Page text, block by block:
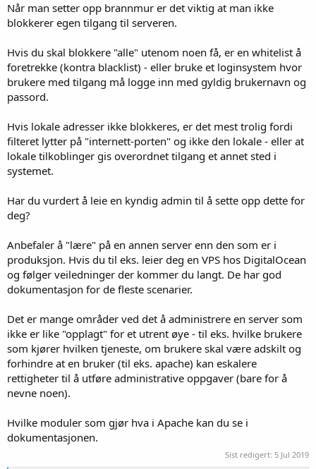
Når man setter opp brannmur er det viktig at man ikke
blokkerer egen tilgang til serveren.
Hvis du skal blokkere "alle" utenom noen få, er en whitelist å
foretrekke (kontra blacklist) - eller bruke et loginsystem hvor
brukere med tilgang må logge inn med gyldig brukernavn og
passord.
Hvis lokale adresser ikke blokkeres, er det mest trolig fordi
filteret lytter på "internett-porten" og ikke den lokale - eller at
lokale tilkoblinger gis overordnet tilgang et annet sted i
systemet.
Har du vurdert å leie en kyndig admin til å sette opp dette for
deg?
Anbefaler å "lære" på en annen server enn den som er i
produksjon. Hvis du til eks. leier deg en VPS hos DigitalOcean
og følger veiledninger der kommer du langt. De har god
dokumentasjon for de fleste scenarier.
Det er mange områder ved det å administrere en server som
ikke er like "opplagt" for et utrent øye - til eks. hvilke brukere
som kjører hvilken tjeneste, om brukere skal være adskilt og
forhindre at en bruker (til eks. apache) kan eskalere
rettigheter til å utføre administrative oppgaver (bare for å
nevne noen).
Hvilke moduler som gjør hva i Apache kan du se i
dokumentasjonen.
Sist redigert: 5 Jul 2019